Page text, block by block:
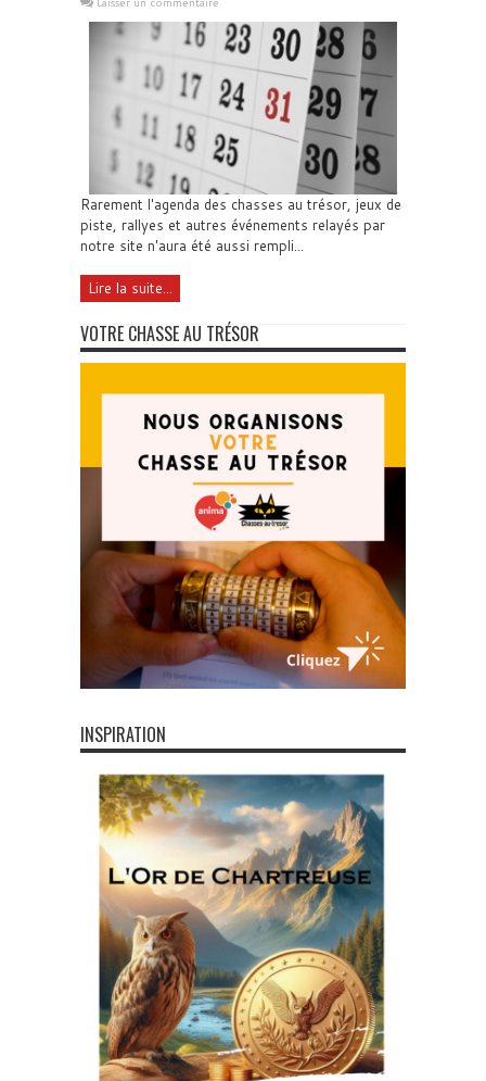
Rarement l'agenda des chasses au trésor, jeux de
piste, rallyes et autres événements relayés par
notre site n'aura été aussi rempli...
Lire la suite...
VOTRE CHASSE AU TRÉSOR
INSPIRATION